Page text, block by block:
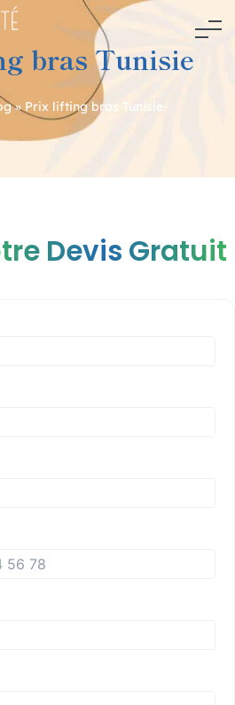
bras Tunisie
»Prix lifting bras Tunisie
Devis Gratuit